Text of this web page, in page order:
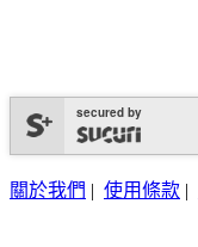
secured by
關於我們 | 使用條款 |